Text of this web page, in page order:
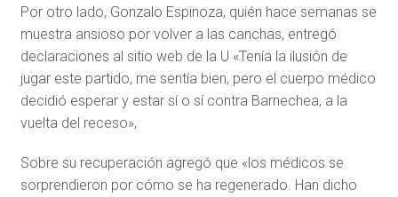
Por otro lado, Gonzalo Espinoza, quién hace semanas se
muestra ansioso por volver a las canchas, entregó
declaraciones al sitio web de la U «Tenía la ilusión de
jugar este partido, me sentía bien, pero el cuerpo médico
decidió esperar y estar sí o sí contra Barnechea, a la
vuelta del receso»,
Sobre su recuperación agregó que «los médicos se
sorprendieron por cómo se ha regenerado. Han dicho